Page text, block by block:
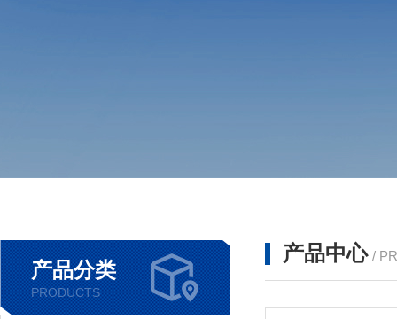
产品分类
PRODUCTS
产品中心 /